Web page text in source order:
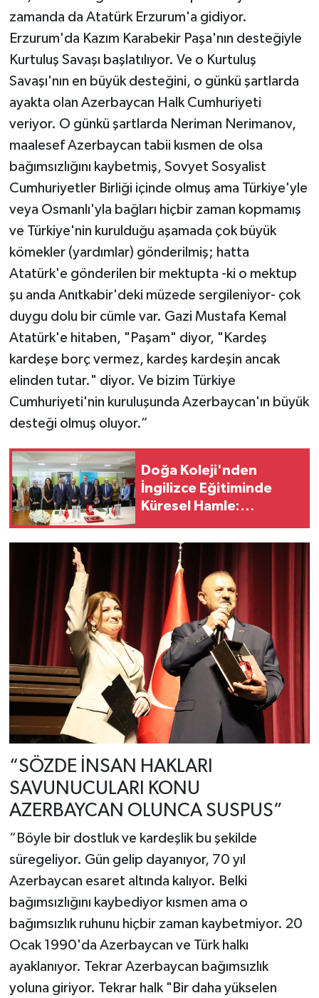
zamanda da Atatürk Erzurum'a gidiyor.
Erzurum'da Kazım Karabekir Paşa'nın desteğiyle
Kurtuluş Savaşı başlatılıyor. Ve o Kurtuluş
Savaşı'nın en büyük desteğini, o günkü şartlarda
ayakta olan Azerbaycan Halk Cumhuriyeti
veriyor. O günkü şartlarda Neriman Nerimanov,
maalesef Azerbaycan tabii kısmen de olsa
bağımsızlığını kaybetmiş, Sovyet Sosyalist
Cumhuriyetler Birliği içinde olmuş ama Türkiye'yle
veya Osmanlı'yla bağları hiçbir zaman kopmamış
ve Türkiye'nin kurulduğu aşamada çok büyük
kömekler (yardımlar) gönderilmiş; hatta
Atatürk'e gönderilen bir mektupta -ki o mektup
şu anda Anıtkabir'deki müzede sergileniyor- çok
duygu dolu bir cümle var. Gazi Mustafa Kemal
Atatürk'e hitaben, "Paşam" diyor, "Kardeş
kardeşe borç vermez, kardeş kardeşin ancak
elinden tutar." diyor. Ve bizim Türkiye
Cumhuriyeti'nin kuruluşunda Azerbaycan'ın büyük
desteği olmuş oluyor.”
Doğa Koleji'nden
İngilizce Eğitiminde
Küresel Hamle:
'Platinum' Partneri
Oldu
“SÖZDE İNSAN HAKLARI
SAVUNUCULARI KONU
AZERBAYCAN OLUNCA SUSPUS”
“Böyle bir dostluk ve kardeşlik bu şekilde
süregeliyor. Gün gelip dayanıyor, 70 yıl
Azerbaycan esaret altında kalıyor. Belki
bağımsızlığını kaybediyor kısmen ama o
bağımsızlık ruhunu hiçbir zaman kaybetmiyor. 20
Ocak 1990'da Azerbaycan ve Türk halkı
ayaklanıyor. Tekrar Azerbaycan bağımsızlık
yoluna giriyor. Tekrar halk "Bir daha yükselen